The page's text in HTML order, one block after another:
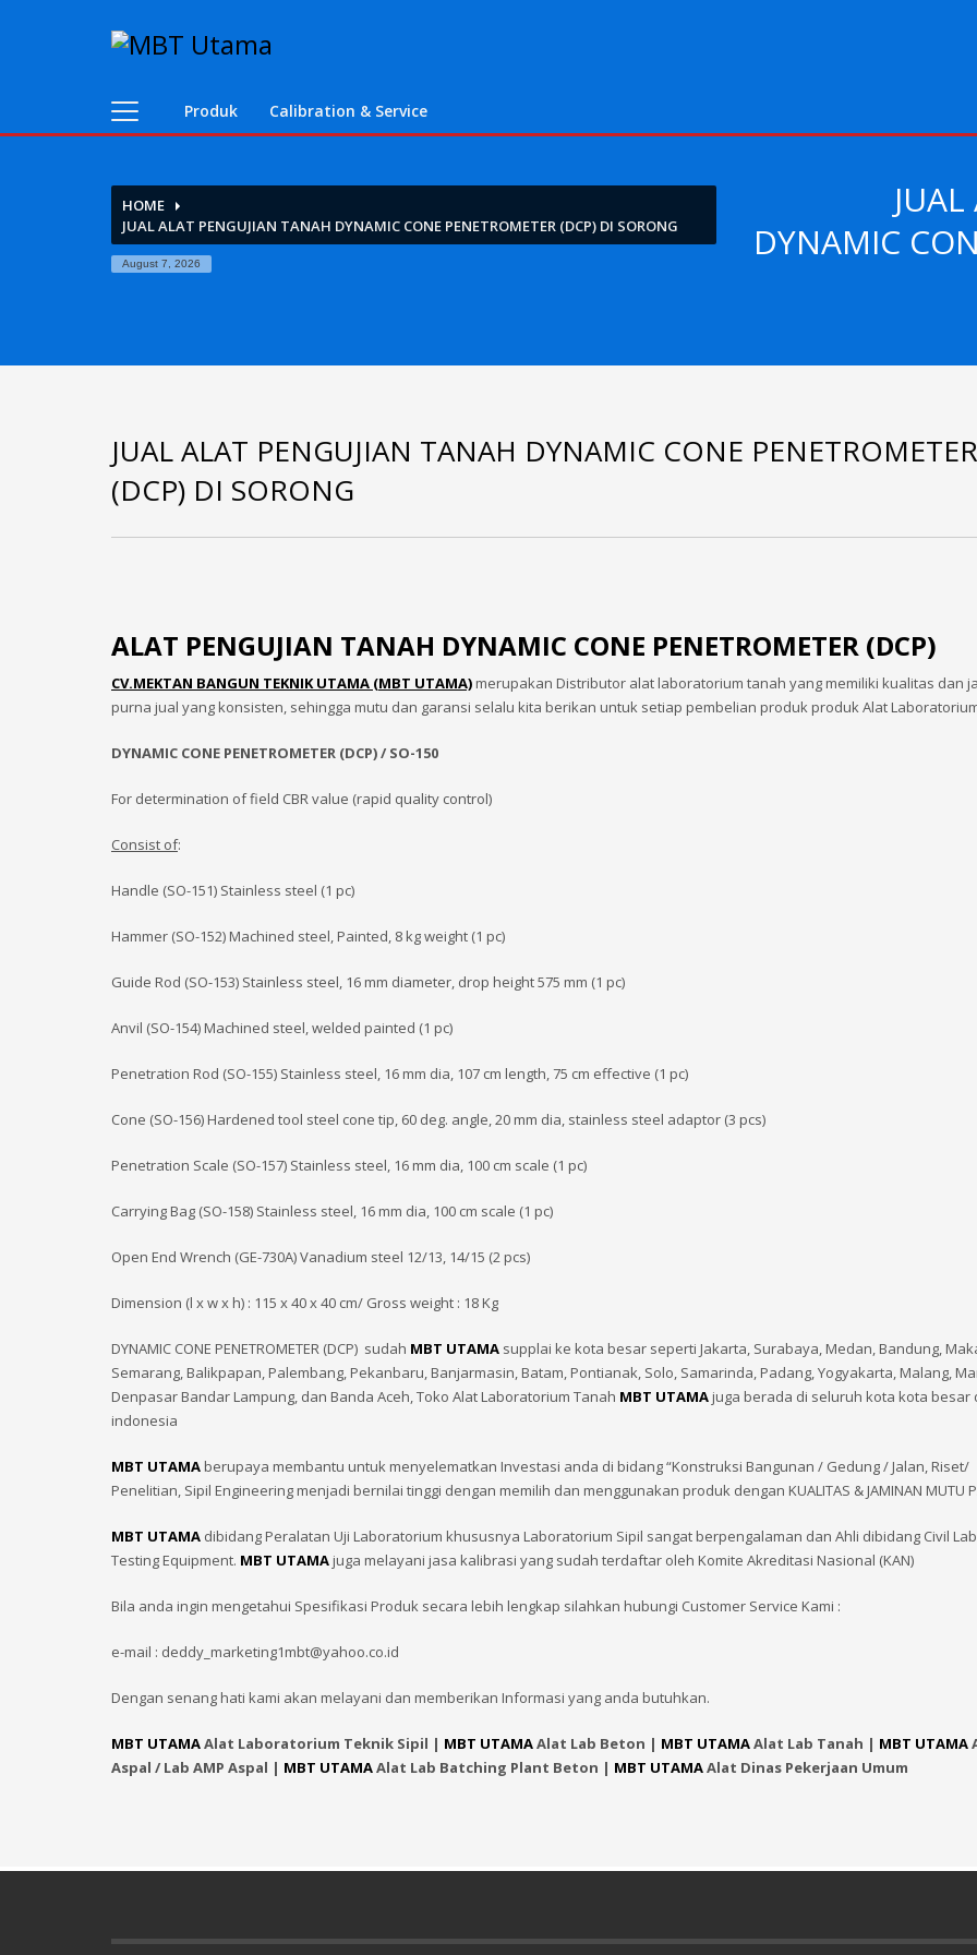
Contact Us
Jl. Raya Caringin No. 391 Kab. Bandung
Fax : 022 686 8016
Produk Calibration & Service
HOME
JUAL ALAT PENGUJIAN TANAH DYNAMIC CONE PENETROMETER (DCP) DI SORONG
August 7, 2026
DYNAMIC
JUAL ALAT PENGUJIAN TANAH DYNAMIC CONE PENETROMETER
(DCP) DI SORONG
ALAT PENGUJIAN TANAH DYNAMIC CONE PENETROMETER (DCP)
CV.MEKTAN BANGUN TEKNIK UTAMA (MBT UTAMA)merupakan Distributor alat laboratorium tanah yang memiliki kualitas dan
purna jual yang konsisten, sehingga mutu dan garansi selalu kita berikan untuk setiap pembelian produk produk Alat
DYNAMIC CONE PENETROMETER (DCP) / SO-150
For determination of field CBR value (rapid quality control)
Consist of:
Handle (SO-151) Stainless steel (1 pc)
Hammer (SO-152) Machined steel, Painted, 8 kg weight (1 pc)
Guide Rod (SO-153) Stainless steel, 16 mm diameter, drop height 575 mm (1 pc)
Anvil (SO-154) Machined steel, welded painted (1 pc)
Penetration Rod (SO-155) Stainless steel, 16 mm dia, 107 cm length, 75 cm effective (1 pc)
Cone (SO-156) Hardened tool steel cone tip, 60 deg. angle, 20 mm dia, stainless steel adaptor (3 pcs)
Penetration Scale (SO-157) Stainless steel, 16 mm dia, 100 cm scale (1 pc)
Carrying Bag (SO-158) Stainless steel, 16 mm dia, 100 cm scale (1 pc)
Open End Wrench (GE-730A) Vanadium steel 12/13, 14/15 (2 pcs)
Dimension (l x w x h) : 115 x 40 x 40 cm/ Gross weight : 18 Kg
DYNAMIC CONE PENETROMETER (DCP) sudah MBT UTAMA supplai ke kota besar seperti Jakarta, Surabaya, Medan, Bandung,
Semarang, Balikpapan, Palembang, Pekanbaru, Banjarmasin, Batam, Pontianak, Solo, Samarinda, Padang, Yogyakarta, Malang,
Denpasar Bandar Lampung, dan Banda Aceh, Toko Alat Laboratorium Tanah MBT UTAMAjuga berada di seluruh kota kota besar
indonesia
MBT UTAMAberupaya membantu untuk menyelematkan Investasi anda di bidang “Konstruksi Bangunan / Gedung / Jalan, Riset/
Penelitian, Sipil Engineering menjadi bernilai tinggi dengan memilih dan menggunakan produk dengan KUALITAS & JAMINAN MUTU
MBT UTAMA dibidang Peralatan Uji Laboratorium khususnya Laboratorium Sipil sangat berpengalaman dan Ahli dibidang Civil
Testing Equipment. MBT UTAMAjuga melayani jasa kalibrasi yang sudah terdaftar oleh Komite Akreditasi Nasional (KAN)
Bila anda ingin mengetahui Spesifikasi Produk secara lebih lengkap silahkan hubungi Customer Service Kami :
e-mail : deddy_marketing1mbt@yahoo.co.id
Dengan senang hati kami akan melayani dan memberikan Informasi yang anda butuhkan.
MBT UTAMAAlat Laboratorium Teknik Sipil | MBT UTAMAAlat Lab Beton | MBT UTAMAAlat Lab Tanah | MBT UTAMA
Aspal / Lab AMP Aspal | MBT UTAMAAlat Lab Batching Plant Beton | MBT UTAMAAlat Dinas Pekerjaan Umum